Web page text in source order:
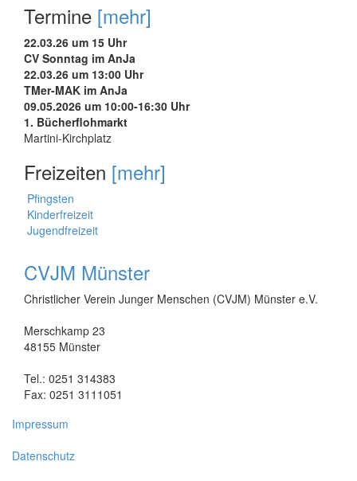
Termine [mehr]
22.03.26 um 15 Uhr
CV Sonntag im AnJa
22.03.26 um 13:00 Uhr
TMer-MAK im AnJa
09.05.2026 um 10:00-16:30 Uhr
1. Bücherflohmarkt
Martini-Kirchplatz
Freizeiten [mehr]
Pfingsten
Kinderfreizeit
Jugendfreizeit
CVJM Münster
Christlicher Verein Junger Menschen (CVJM) Münster e.V.
Merschkamp 23
48155 Münster
Tel.: 0251 314383
Fax: 0251 3111051
Impressum
Datenschutz